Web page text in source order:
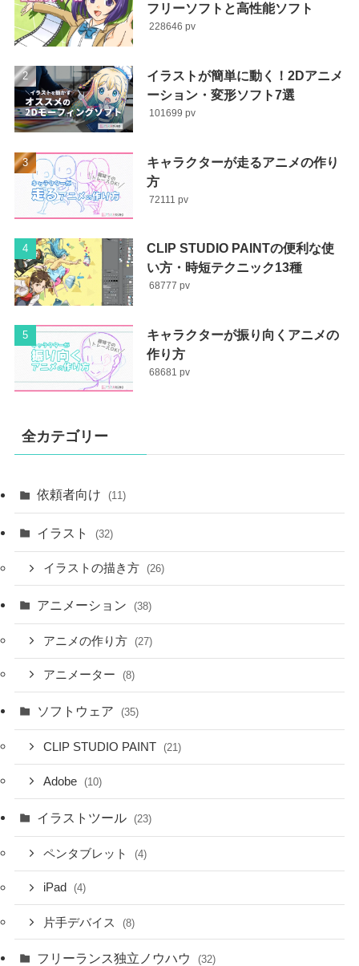
フリーソフトと高性能ソフト
228646
イラストが簡単に動く！2Dアニメ
ーション・変形ソフト7選
101699
キャラクターが走るアニメの作り
方
72111
CLIP STUDIO PAINTの便利な使
い方・時短テクニック13種
68777
キャラクターが振り向くアニメの
作り方
68681
全カテゴリー
依頼者向け (11)
イラスト (32)
イラストの描き方 (26)
アニメーション (38)
アニメの作り方 (27)
アニメーター (8)
ソフトウェア (35)
CLIP STUDIO PAINT (21)
Adobe (10)
イラストツール (23)
ペンタブレット (4)
iPad (4)
片手デバイス (8)
フリーランス独立ノウハウ (32)